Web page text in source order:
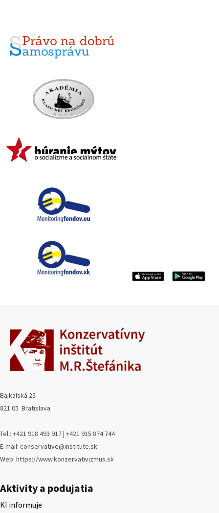
Bajkalská 25
821 05 Bratislava
Tel.: +421 918 493 917 | +421 915 874 744
E-mail: conservative@institute.sk
Web: https://www.konzervativizmus.sk
Aktivity a podujatia
KI informuje